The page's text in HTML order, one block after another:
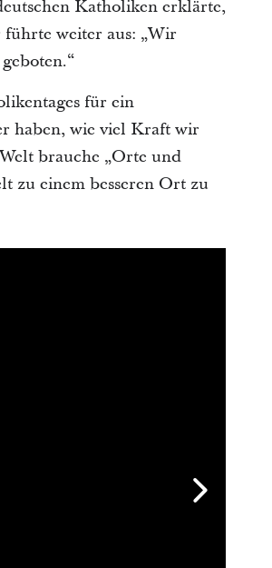
Katholiken erklärte,
weiter aus: „Wir
für ein
haben, wie viel Kraft wir
brauche „Orte und
zu einem besseren Ort zu